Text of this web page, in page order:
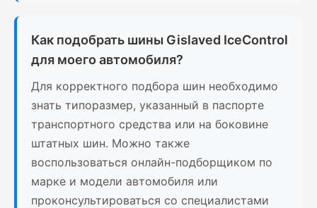
Как подобрать шины Gislaved IceControl
для моего автомобиля?
Для корректного подбора шин необходимо
знать типоразмер, указанный в паспорте
транспортного средства или на боковине
штатных шин. Можно также
воспользоваться онлайн-подборщиком по
марке и модели автомобиля или
проконсультироваться со специалистами